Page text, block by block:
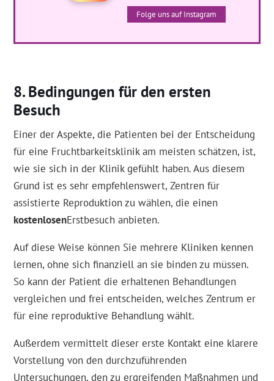
Folge uns auf Instagram
Bedingungen für den ersten
Besuch
Einer der Aspekte, die Patienten bei der Entscheidung
für eine Fruchtbarkeitsklinik am meisten schätzen, ist,
wie sie sich in der Klinik gefühlt haben. Aus diesem
Grund ist es sehr empfehlenswert, Zentren für
assistierte Reproduktion zu wählen, die einen
kostenlosenErstbesuch anbieten.
Auf diese Weise können Sie mehrere Kliniken kennen
lernen, ohne sich finanziell an sie binden zu müssen.
So kann der Patient die erhaltenen Behandlungen
vergleichen und frei entscheiden, welches Zentrum er
für eine reproduktive Behandlung wählt.
Außerdem vermittelt dieser erste Kontakt eine klarere
Vorstellung von den durchzuführenden
Untersuchungen, den zu ergreifenden Maßnahmen und